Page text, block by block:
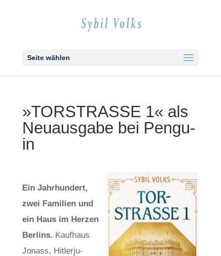
Seite wählen
»TORSTRASSE 1« als
Neu­aus­ga­be bei Pen­gu­
in
Ein Jahr­hun­dert,
zwei Fami­li­en und
ein Haus im Her­zen
Ber­lins. Kauf­haus
Jonass, Hit­ler­ju­